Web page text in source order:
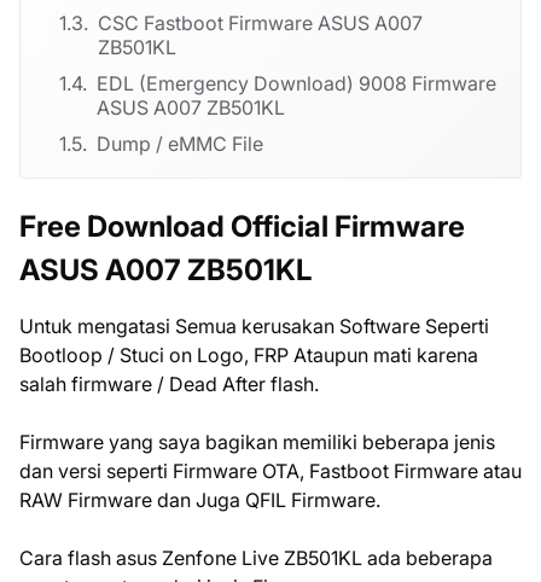
CSC Fastboot Firmware ASUS A007
ZB501KL
EDL (Emergency Download) 9008 Firmware
ASUS A007 ZB501KL
Dump / eMMC File
Free Download Official Firmware
ASUS A007 ZB501KL
Untuk mengatasi Semua kerusakan Software Seperti
Bootloop / Stuci on Logo, FRP Ataupun mati karena
salah firmware / Dead After flash.
Firmware yang saya bagikan memiliki beberapa jenis
dan versi seperti Firmware OTA, Fastboot Firmware atau
RAW Firmware dan Juga QFIL Firmware.
Cara flash asus Zenfone Live ZB501KL ada beberapa